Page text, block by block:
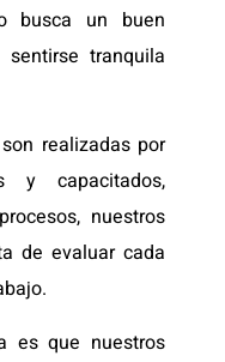
busca un buen
tranquila
realizadas por
y capacitados,
nuestros
de evaluar cada
es que nuestros